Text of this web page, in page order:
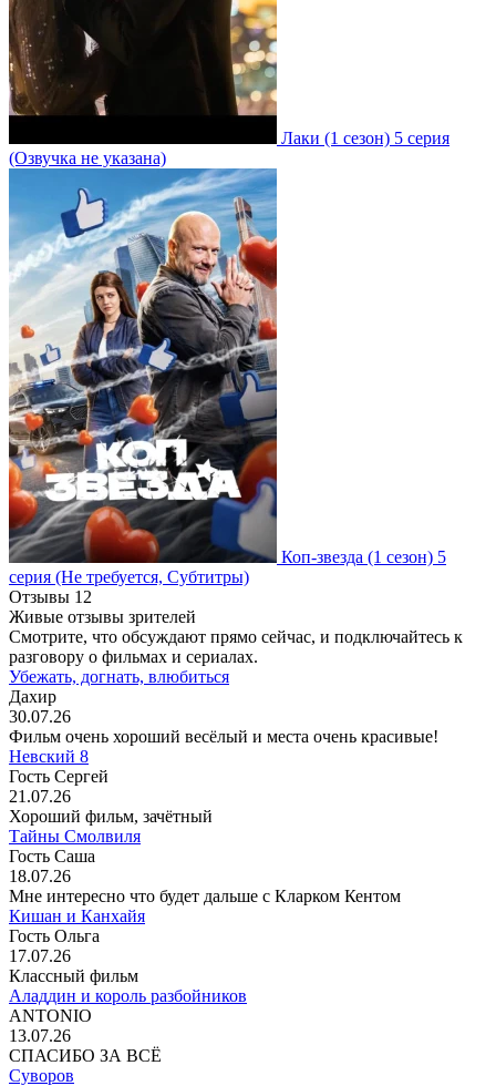
Лаки (1 сезон) 5 серия
(Озвучка не указана)
Коп-звезда (1 сезон) 5
серия (Не требуется, Субтитры)
Отзывы 12
Живые отзывы зрителей
Смотрите, что обсуждают прямо сейчас, и подключайтесь к
разговору о фильмах и сериалах.
Убежать, догнать, влюбиться
Дахир
30.07.26
Фильм очень хороший весёлый и места очень красивые!
Невский 8
Гость Сергей
21.07.26
Хороший фильм, зачётный
Тайны Смолвиля
Гость Саша
18.07.26
Мне интересно что будет дальше с Кларком Кентом
Кишан и Канхайя
Гость Ольга
17.07.26
Классный фильм
Аладдин и король разбойников
ANTONIO
13.07.26
СПАСИБО ЗА ВСЁ
Суворов